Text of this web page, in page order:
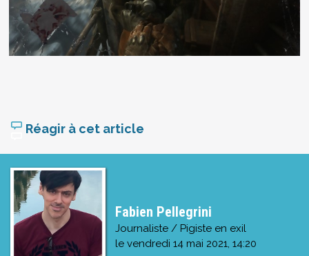
Réagir à cet article
Fabien Pellegrini
Journaliste / Pigiste en exil
le vendredi 14 mai 2021, 14:20